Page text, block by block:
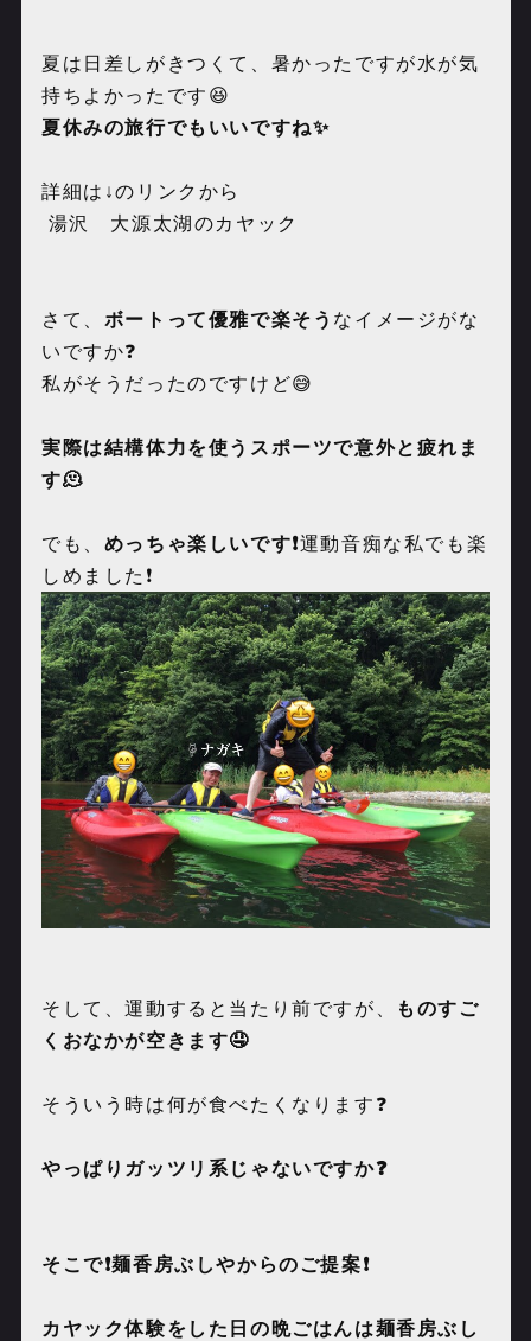
夏は日差しがきつくて、暑かったですが水が気
持ちよかったです😆
夏休みの旅行でもいいですね✨
詳細は↓のリンクから
湯沢 大源太湖のカヤック
さて、 ボートって優雅で楽そう なイメージがな
いですか❓
私がそうだったのですけど😅
実際は結構体力を使うスポーツで意外と疲れま
す🫠
でも、 めっちゃ楽しいです❗️運動音痴な私でも楽
しめました❗️
そして、運動すると当たり前ですが、
ものすご
くおなかが空きます🤤
そういう時は何が食べたくなります❓
やっぱりガッツリ系じゃないですか❓
そこで❗️麺香房ぶしやからのご提案❗️
カヤック体験をした日の晩ごはんは麺香房ぶし